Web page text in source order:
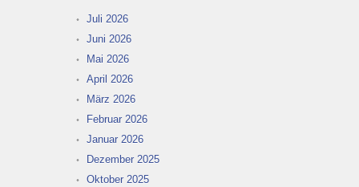
Juli 2026
Juni 2026
Mai 2026
April 2026
März 2026
Februar 2026
Januar 2026
Dezember 2025
Oktober 2025